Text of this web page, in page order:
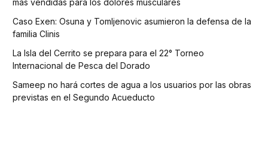
Caso Exen: Osuna y Tomljenovic asumieron la defensa de la
familia Clinis
La Isla del Cerrito se prepara para el 22° Torneo
Internacional de Pesca del Dorado
Sameep no hará cortes de agua a los usuarios por las obras
previstas en el Segundo Acueducto